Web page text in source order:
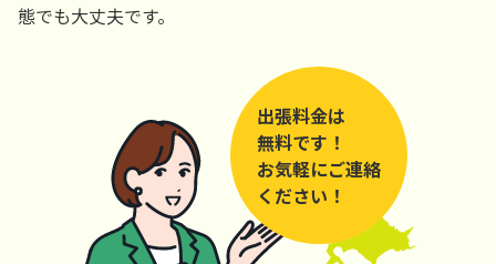
態でも大丈夫です。
出張料金は
無料です！
お気軽にご連絡
ください！